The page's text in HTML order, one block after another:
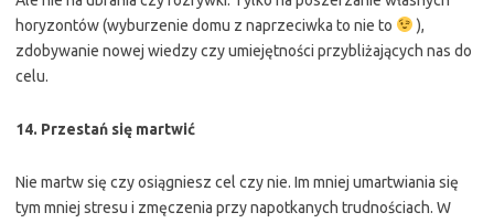
horyzontów (wyburzenie domu z naprzeciwka to nie to
),
zdobywanie nowej wiedzy czy umiejętności przybliżających nas do
celu.
14. Przestań się martwić
Nie martw się czy osiągniesz cel czy nie. Im mniej umartwiania się
tym mniej stresu i zmęczenia przy napotkanych trudnościach. W